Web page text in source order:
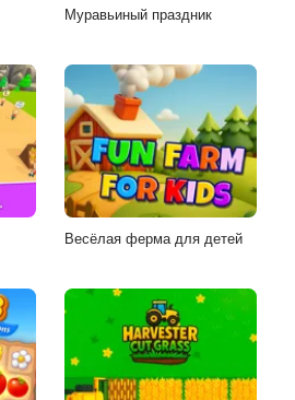
Муравьиный праздник
Весёлая ферма для детей